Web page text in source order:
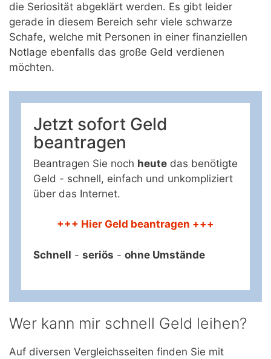
die Seriosität abgeklärt werden. Es gibt leider
gerade in diesem Bereich sehr viele schwarze
Schafe, welche mit Personen in einer finanziellen
Notlage ebenfalls das große Geld verdienen
möchten.
Jetzt sofort Geld
beantragen
Beantragen Sie noch heute das benötigte
Geld - schnell, einfach und unkompliziert
über das Internet.
+++ Hier Geld beantragen +++
Schnell - seriös - ohne Umstände
Wer kann mir schnell Geld leihen?
Auf diversen Vergleichsseiten finden Sie mit